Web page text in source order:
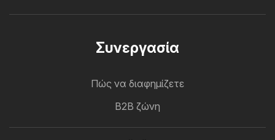
Συνεργασία
Πώς να διαφημίζετε
B2B ζώνη